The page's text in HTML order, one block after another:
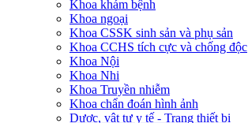
Khoa khám bệnh
Khoa ngoại
Khoa CSSK sinh sản và phụ sản
Khoa CCHS tích cực và chống độc
Khoa Nội
Khoa Nhi
Khoa Truyền nhiễm
Khoa chẩn đoán hình ảnh
Dược, vật tư y tế - Trang thiết bị